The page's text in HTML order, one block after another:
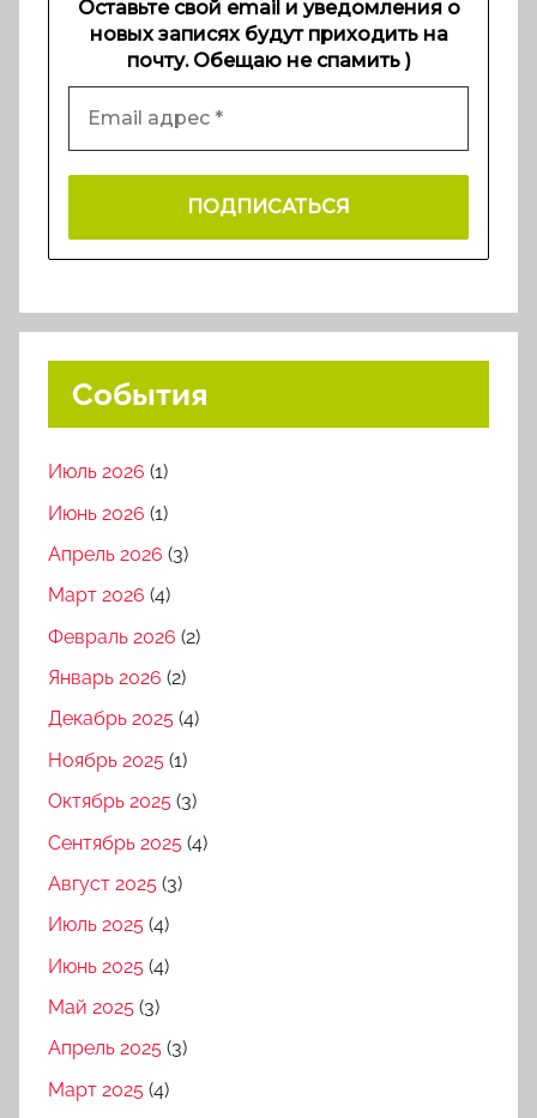
Оставьте свой email и уведомления о
новых записях будут приходить на
почту. Обещаю не спамить )
События
Июль 2026 (1)
Июнь 2026 (1)
Апрель 2026 (3)
Март 2026 (4)
Февраль 2026 (2)
Январь 2026 (2)
Декабрь 2025 (4)
Ноябрь 2025 (1)
Октябрь 2025 (3)
Сентябрь 2025 (4)
Август 2025 (3)
Июль 2025 (4)
Июнь 2025 (4)
Май 2025 (3)
Апрель 2025 (3)
Март 2025 (4)